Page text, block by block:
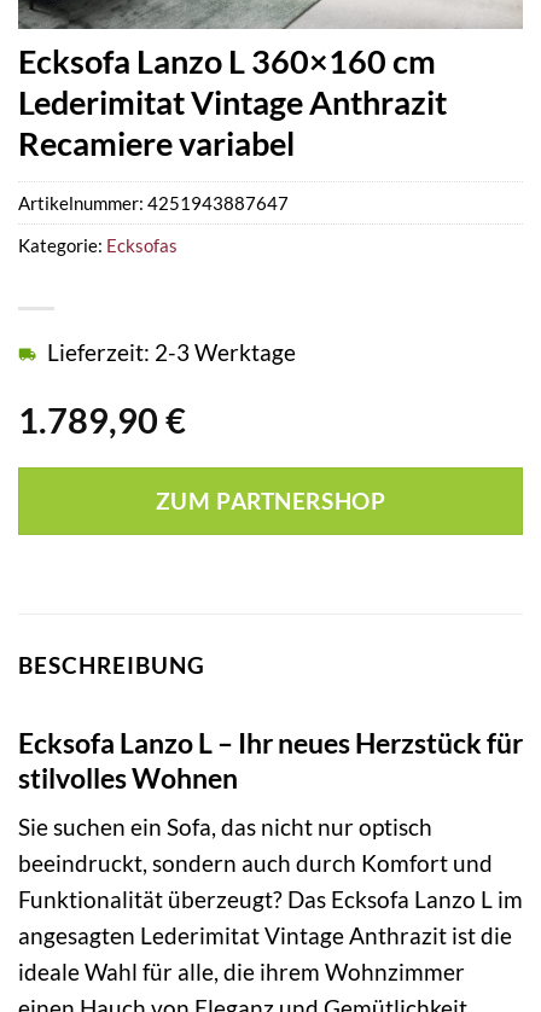
Ecksofa Lanzo L 360×160 cm
Lederimitat Vintage Anthrazit
Recamiere variabel
1.789,90 €
Lieferzeit: 2-3 Werktage
ZUM PARTNERSHOP
Artikelnummer: 4251943887647
Kategorie: Ecksofas
BESCHREIBUNG
Ecksofa Lanzo L – Ihr neues Herzstück für
stilvolles Wohnen
Sie suchen ein Sofa, das nicht nur optisch
beeindruckt, sondern auch durch Komfort und
Funktionalität überzeugt? Das Ecksofa Lanzo L im
angesagten Lederimitat Vintage Anthrazit ist die
ideale Wahl für alle, die ihrem Wohnzimmer